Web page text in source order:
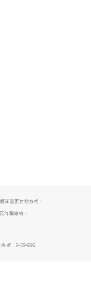
知變更付款方式，
反詐騙專線。
號：94094992